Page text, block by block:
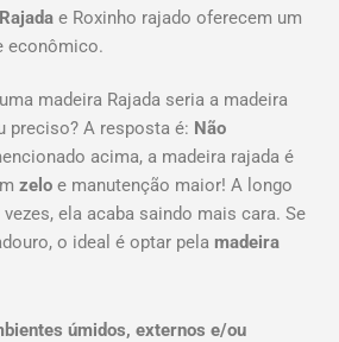
e Roxinho rajado oferecem um
econômico.
madeira Rajada seria a madeira
preciso? A resposta é: Não
acima, a madeira rajada é
zelo e manutenção maior! A longo
ela acaba saindo mais cara. Se
o ideal é optar pela madeira
úmidos, externos e/ou